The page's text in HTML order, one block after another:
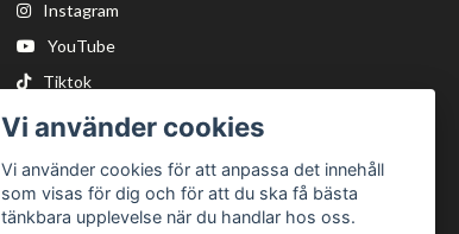
Instagram
YouTube
Tiktok
Vi använder cookies
Vi använder cookies för att anpassa det innehåll
som visas för dig och för att du ska få bästa
tänkbara upplevelse när du handlar hos oss.